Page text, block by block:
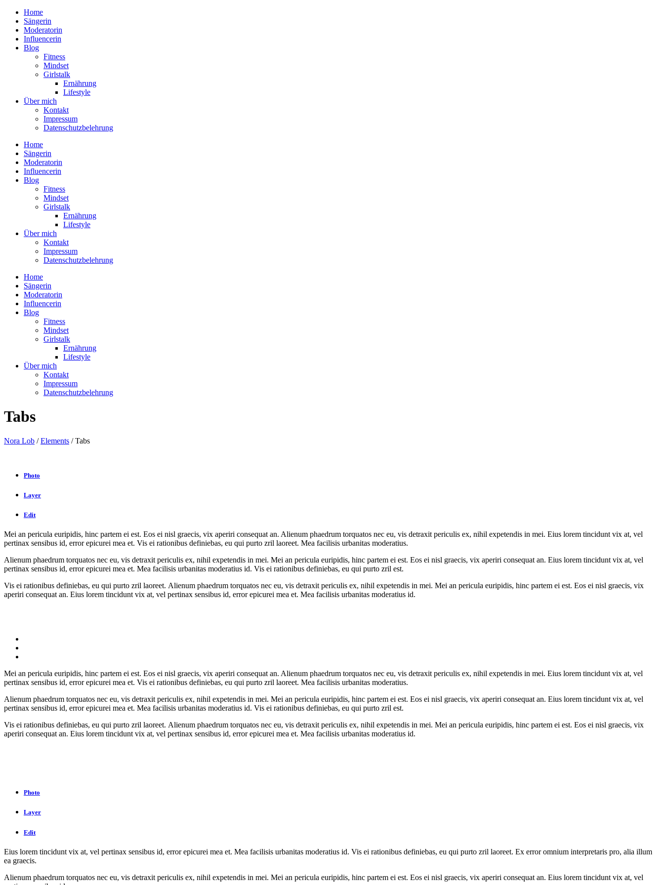
Home
Sängerin
Moderatorin
Influencerin
Blog
Fitness
Mindset
Girlstalk
Ernährung
Lifestyle
Über mich
Kontakt
Impressum
Datenschutzbelehrung
Home
Sängerin
Moderatorin
Influencerin
Blog
Fitness
Mindset
Girlstalk
Ernährung
Lifestyle
Über mich
Kontakt
Impressum
Datenschutzbelehrung
Home
Sängerin
Moderatorin
Influencerin
Blog
Fitness
Mindset
Girlstalk
Ernährung
Lifestyle
Über mich
Kontakt
Impressum
Datenschutzbelehrung
Tabs
Nora Lob /Elements /Tabs
Photo
Layer
Edit
Mei an pericula euripidis, hinc partem ei est. Eos ei nisl graecis, vix aperiri consequat an. Alienum phaedrum torquatos nec eu, vis detraxit periculis ex, nihil expetendis in mei. Eius lorem tincidunt vix at, vel
pertinax sensibus id, error epicurei mea et. Vis ei rationibus definiebas, eu qui purto zril laoreet. Mea facilisis urbanitas moderatius.
Alienum phaedrum torquatos nec eu, vis detraxit periculis ex, nihil expetendis in mei. Mei an pericula euripidis, hinc partem ei est. Eos ei nisl graecis, vix aperiri consequat an. Eius lorem tincidunt vix at, vel
pertinax sensibus id, error epicurei mea et. Mea facilisis urbanitas moderatius id. Vis ei rationibus definiebas, eu qui purto zril est.
Vis ei rationibus definiebas, eu qui purto zril laoreet. Alienum phaedrum torquatos nec eu, vis detraxit periculis ex, nihil expetendis in mei. Mei an pericula euripidis, hinc partem ei est. Eos ei nisl graecis, vix
aperiri consequat an. Eius lorem tincidunt vix at, vel pertinax sensibus id, error epicurei mea et. Mea facilisis urbanitas moderatius id.
Mei an pericula euripidis, hinc partem ei est. Eos ei nisl graecis, vix aperiri consequat an. Alienum phaedrum torquatos nec eu, vis detraxit periculis ex, nihil expetendis in mei. Eius lorem tincidunt vix at, vel
pertinax sensibus id, error epicurei mea et. Vis ei rationibus definiebas, eu qui purto zril laoreet. Mea facilisis urbanitas moderatius.
Alienum phaedrum torquatos nec eu, vis detraxit periculis ex, nihil expetendis in mei. Mei an pericula euripidis, hinc partem ei est. Eos ei nisl graecis, vix aperiri consequat an. Eius lorem tincidunt vix at, vel
pertinax sensibus id, error epicurei mea et. Mea facilisis urbanitas moderatius id. Vis ei rationibus definiebas, eu qui purto zril est.
Vis ei rationibus definiebas, eu qui purto zril laoreet. Alienum phaedrum torquatos nec eu, vis detraxit periculis ex, nihil expetendis in mei. Mei an pericula euripidis, hinc partem ei est. Eos ei nisl graecis, vix
aperiri consequat an. Eius lorem tincidunt vix at, vel pertinax sensibus id, error epicurei mea et. Mea facilisis urbanitas moderatius id.
Photo
Layer
Edit
Eius lorem tincidunt vix at, vel pertinax sensibus id, error epicurei mea et. Mea facilisis urbanitas moderatius id. Vis ei rationibus definiebas, eu qui purto zril laoreet. Ex error omnium interpretaris pro, alia illum
ea graecis.
Alienum phaedrum torquatos nec eu, vis detraxit periculis ex, nihil expetendis in mei. Mei an pericula euripidis, hinc partem ei est. Eos ei nisl graecis, vix aperiri consequat an. Eius lorem tincidunt vix at, vel